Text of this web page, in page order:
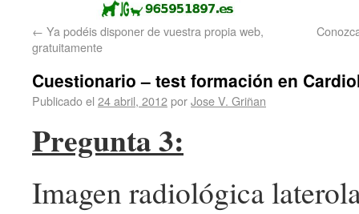
← Ya podéis disponer de vuestra propia web,
gratuitamente
Cuestionario – test formación en
Publicado el 24 abril, 2012porJose V. Griñan
Pregunta 3:
Imagen radiológica